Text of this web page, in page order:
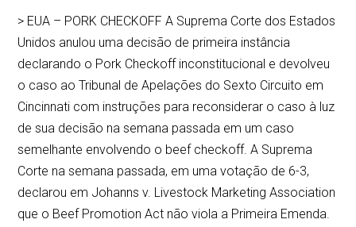
> EUA – PORK CHECKOFF A Suprema Corte dos Estados
Unidos anulou uma decisão de primeira instância
declarando o Pork Checkoff inconstitucional e devolveu
o caso ao Tribunal de Apelações do Sexto Circuito em
Cincinnati com instruções para reconsiderar o caso à luz
de sua decisão na semana passada em um caso
semelhante envolvendo o beef checkoff. A Suprema
Corte na semana passada, em uma votação de 6-3,
declarou em Johanns v. Livestock Marketing Association
que o Beef Promotion Act não viola a Primeira Emenda.